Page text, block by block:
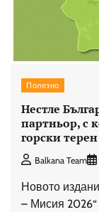
Полезно
Нестле
партньор, с
горски терен
Balkana Team
Новото
– Мисия 2026“